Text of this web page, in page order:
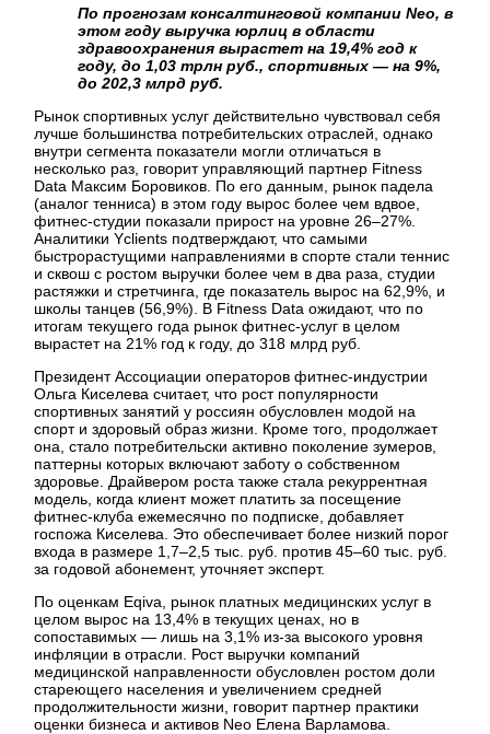
По прогнозам консалтинговой компании Neo, в
этом году выручка юрлиц в области
здравоохранения вырастет на 19,4% год к
году, до 1,03 трлн руб., спортивных — на 9%,
до 202,3 млрд руб.
Рынок спортивных услуг действительно чувствовал себя
лучше большинства потребительских отраслей, однако
внутри сегмента показатели могли отличаться в
несколько раз, говорит управляющий партнер Fitness
Data Максим Боровиков. По его данным, рынок падела
(аналог тенниса) в этом году вырос более чем вдвое,
фитнес-студии показали прирост на уровне 26–27%.
Аналитики Yclients подтверждают, что самыми
быстрорастущими направлениями в спорте стали теннис
и сквош с ростом выручки более чем в два раза, студии
растяжки и стретчинга, где показатель вырос на 62,9%, и
школы танцев (56,9%). В Fitness Data ожидают, что по
итогам текущего года рынок фитнес-услуг в целом
вырастет на 21% год к году, до 318 млрд руб.
Президент Ассоциации операторов фитнес-индустрии
Ольга Киселева считает, что рост популярности
спортивных занятий у россиян обусловлен модой на
спорт и здоровый образ жизни. Кроме того, продолжает
она, стало потребительски активно поколение зумеров,
паттерны которых включают заботу о собственном
здоровье. Драйвером роста также стала рекуррентная
модель, когда клиент может платить за посещение
фитнес-клуба ежемесячно по подписке, добавляет
госпожа Киселева. Это обеспечивает более низкий порог
входа в размере 1,7–2,5 тыс. руб. против 45–60 тыс. руб.
за годовой абонемент, уточняет эксперт.
По оценкам Eqiva, рынок платных медицинских услуг в
целом вырос на 13,4% в текущих ценах, но в
сопоставимых — лишь на 3,1% из-за высокого уровня
инфляции в отрасли. Рост выручки компаний
медицинской направленности обусловлен ростом доли
стареющего населения и увеличением средней
продолжительности жизни, говорит партнер практики
оценки бизнеса и активов Neo Елена Варламова.